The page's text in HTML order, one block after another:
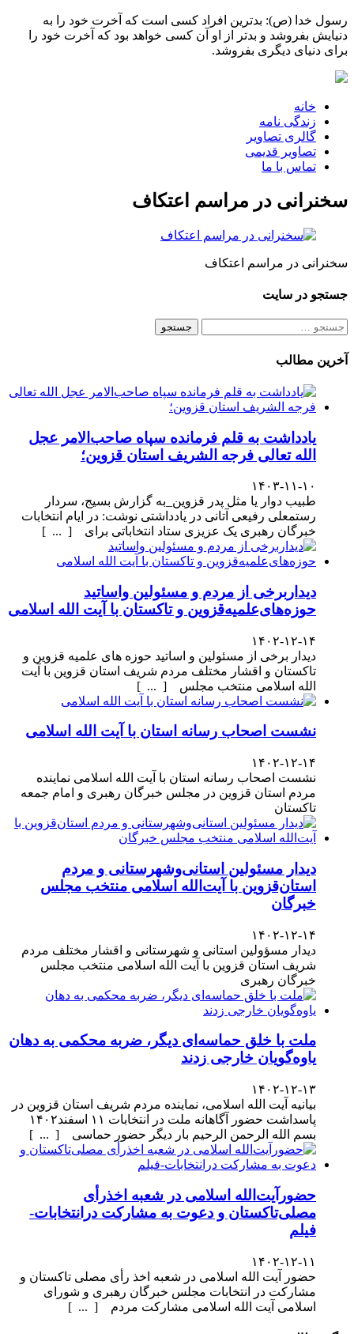
رسول خدا (ص): بدترین افراد کسی است که آخرت خود را به
دنیایش بفروشد و بدتر از او آن کسی خواهد بود که آخرت خود را
برای دنیای دیگری بفروشد.
خانه
زندگی نامه
گالری تصاویر
تصاویر قدیمی
تماس با ما
سخنرانی در مراسم اعتکاف
سخنرانی در مراسم اعتکاف
جستجو در سایت
جستجو
آخرین مطالب
یادداشت به قلم فرمانده سپاه صاحب‌الامر عجل
الله تعالی فرجه الشریف استان قزوین؛
۱۴۰۳-۱۱-۱۰
طبیب دوار یا مثل پدر قزوین_به گزارش بسیج، سردار
رستمعلی رفیعی آتانی در یادداشتی نوشت: در ایام انتخابات
خبرگان رهبری یک عزیزی ستاد انتخاباتی برای [ ... ]
دیداربرخی از مردم و مسئولین واساتید
حوزه‌های‌علمیه‌قزوین و تاکستان با آیت الله اسلامی
۱۴۰۲-۱۲-۱۴
دیدار برخی از مسئولین و اساتید حوزه های علمیه قزوین و
تاکستان و اقشار مختلف مردم شریف استان قزوین با آیت
الله اسلامی منتخب مجلس [ ... ]
نشست اصحاب رسانه استان با آیت الله اسلامی
۱۴۰۲-۱۲-۱۴
نشست اصحاب رسانه استان با آیت الله اسلامی نماینده
مردم استان قزوین در مجلس خبرگان رهبری و امام جمعه
تاکستان
دیدار مسئولین استانی‌وشهرستانی و مردم‌
استان‌قزوین با آیت‌الله‌ اسلامی منتخب مجلس‌
خبرگان
۱۴۰۲-۱۲-۱۴
دیدار مسؤولین استانی و شهرستانی و اقشار مختلف مردم
شریف استان قزوین با آیت الله اسلامی منتخب مجلس
خبرگان رهبری
ملت با خلق حماسه‌ای دیگر، ضربه محکمی به دهان
یاوه‌گویان خارجی زدند
۱۴۰۲-۱۲-۱۳
بیانیه آیت الله اسلامی، نماینده مردم شریف استان قزوین در
پاسداشت حضور آگاهانه ملت در انتخابات ۱۱ اسفند۱۴۰۲
بسم الله الرحمن الرحیم بار دیگر حضور حماسی [ ... ]
حضورآیت‌الله اسلامی در شعبه اخذرأی
مصلی‌تاکستان و دعوت به مشارکت درانتخابات-
فیلم
۱۴۰۲-۱۲-۱۱
حضور آیت الله اسلامی در شعبه اخذ رأی مصلی تاکستان و
مشارکت در انتخابات مجلس خبرگان رهبری و شورای
اسلامی آیت الله اسلامی مشارکت مردم [ ... ]